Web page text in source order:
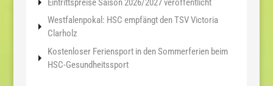
Eintrittspreise Saison 2026/2027 veröffentlicht
Westfalenpokal: HSC empfängt den TSV Victoria
Clarholz
Kostenloser Feriensport in den Sommerferien beim
HSC-Gesundheitssport